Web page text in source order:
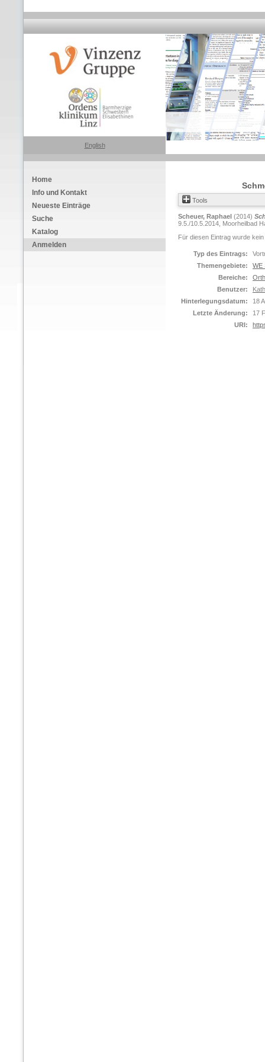
English
Home
Info und Kontakt
Neueste Einträge
Suche
Katalog
Anmelden
Tools
Scheuer, Raphael (2014)
9.5./10.5.2014, Moorheilbad
Für diesen Eintrag wurde
Typ des Eintrags:
Themengebiete:
WE
Bereiche:
Benutzer:
Hinterlegungsdatum:
18
Letzte Änderung:
17
URI: